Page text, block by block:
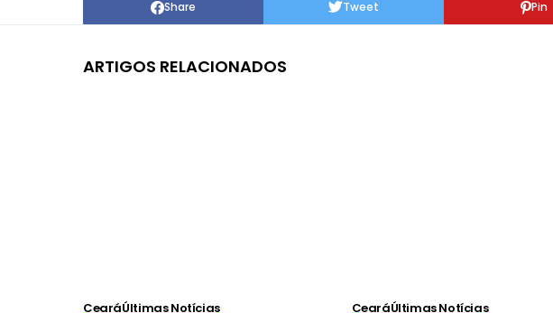
Share Tweet Pin
ARTIGOS RELACIONADOS
CearáÚltimas Notícias CearáÚltimas Notícias